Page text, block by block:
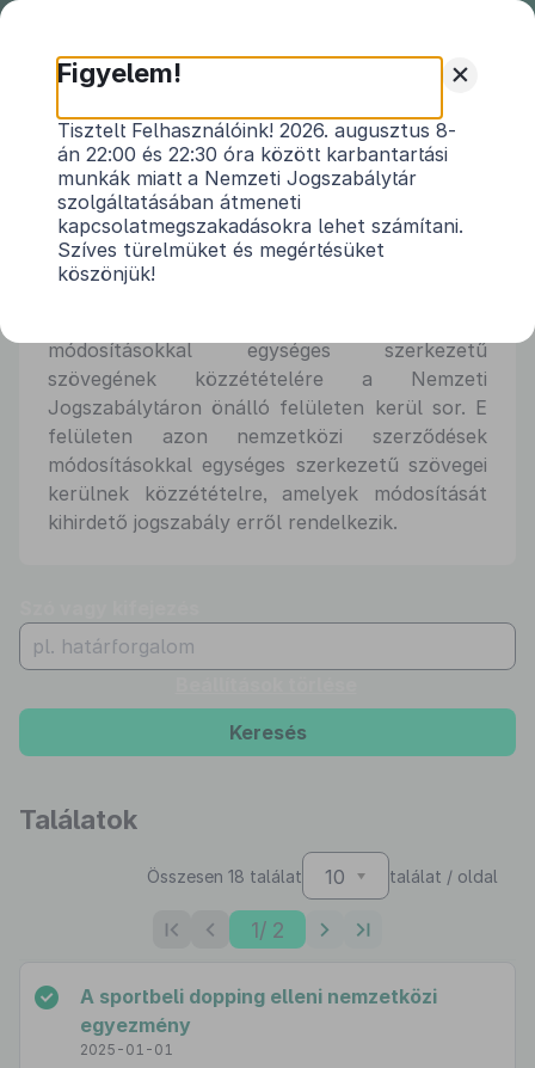
Nemzetközi
szerződések
Nemzetközi szerződések
Üdvözöljük a Nemzetközi
szerződések kereső oldalán!
A Nemzeti Jogszabálytárról szóló 338/2011.
módosításokkal egységes szerkezetű
szövegének közzétételére a Nemzeti
Jogszabálytáron önálló felületen kerül sor. E
felületen azon nemzetközi szerződések
módosításokkal egységes szerkezetű szövegei
kerülnek közzétételre, amelyek módosítását
kihirdető jogszabály erről rendelkezik.
Keresés
Találatok
Összesen 18 találat 10 találat / oldal
1/ 2
A sportbeli dopping elleni nemzetközi
egyezmény
2025-01-01
+
Figyelem!
Tisztelt Felhasználóink! 2026. augusztus 8-
án 22:00 és 22:30 óra között karbantartási
munkák miatt a Nemzeti Jogszabálytár
szolgáltatásában átmeneti
kapcsolatmegszakadásokra lehet számítani.
Szíves türelmüket és megértésüket
köszönjük!